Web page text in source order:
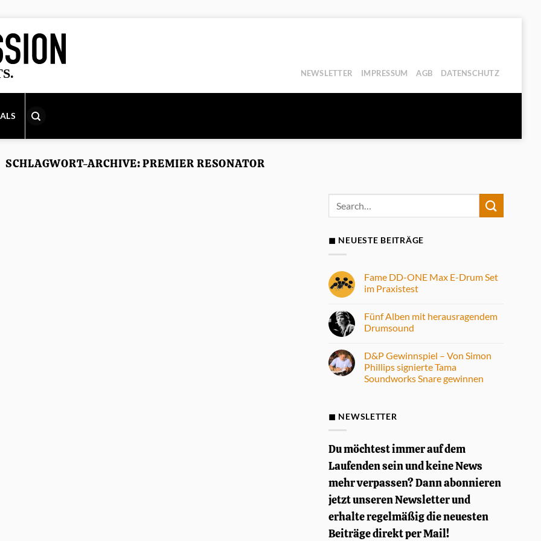
NEWSLETTER IMPRESSUM AGB DATENSCHUTZ
SCHLAGWORT-ARCHIVE:PREMIER RESONATOR
◼ NEUESTE BEITRÄGE
Fame DD-ONE Max E-Drum Set
im Praxistest
zu
Fame
DD-
E-
Drum
Set
im
Fünf Alben mit herausragendem
Drumsound
zu
Fünf
Alben
mit
D&P Gewinnspiel – Von Simon
Phillips signierte Tama
Soundworks Snare gewinnen
D&P
Gewinnspiel
Simon
Phillips
signierte
Tama
Snare
◼ NEWSLETTER
Du möchtest immer auf dem
Laufenden sein und keine News
mehr verpassen? Dann abonnieren
jetzt unseren Newsletter und
erhalte regelmäßig die neuesten
Beiträge direkt per Mail!